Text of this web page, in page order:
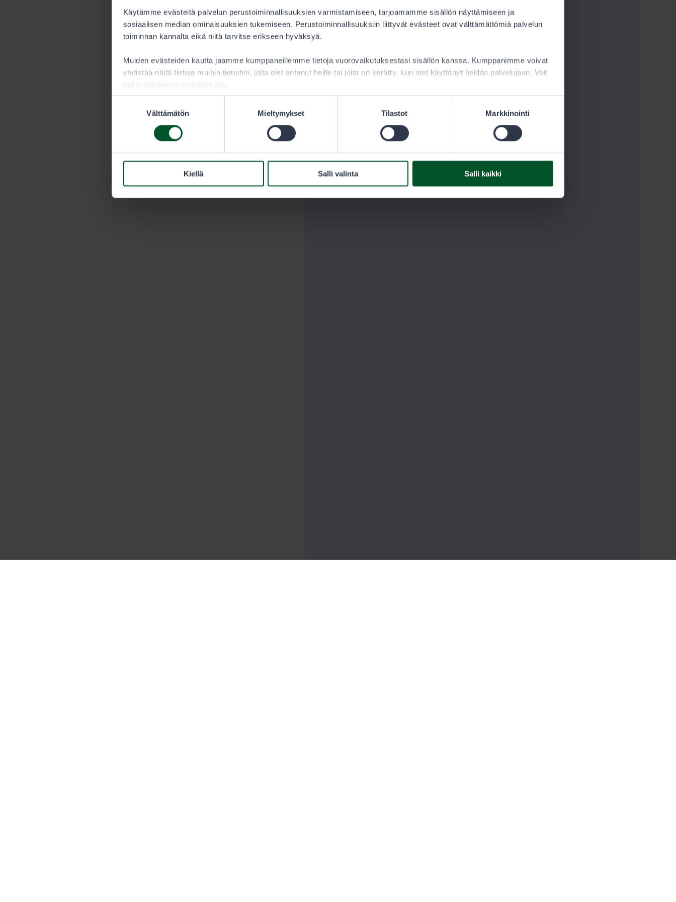
Käytämme evästeitä palvelun perustoiminnallisuuksien varmistamiseen, tarjoamamme sisällön näyttämiseen ja
sosiaalisen median ominaisuuksien tukemiseen. Perustoiminnallisuuksiin liittyvät evästeet ovat välttämättömiä palvelun
toiminnan kannalta eikä niitä tarvitse erikseen hyväksyä.
Muiden evästeiden kautta jaamme kumppaneillemme tietoja vuorovaikutuksestasi sisällön kanssa. Kumppanimme voivat
yhdistää näitä tietoja muihin tietoihin, joita olet antanut heille tai joita on kerätty, kun olet käyttänyt heidän palvelujaan. Voit
sallia haluamasi evästeet alta.
Välttämätön Mieltymykset Tilastot Markkinointi
Kiellä Salli valinta Salli kaikki